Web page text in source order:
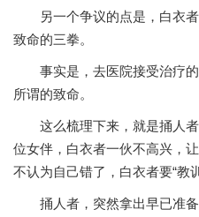
另一个争议的点是，白衣者
致命的三拳。
事实是，去医院接受治疗的
所谓的致命。
这么梳理下来，就是捅人者
位女伴，白衣者一伙不高兴，
不认为自己错了，白衣者要“教
捅人者，突然拿出早已准备